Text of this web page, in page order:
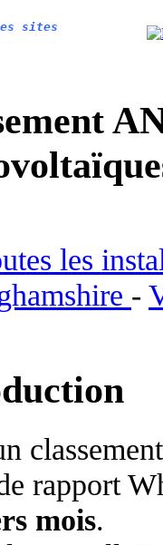
sites
les
-
rapport
mois.